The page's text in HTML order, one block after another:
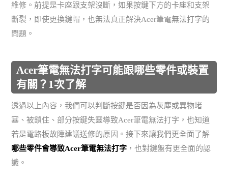
維修。前提是卡座跟支架沒斷，如果按鍵下方的卡座和支架
斷裂，即使更換鍵帽，也無法真正解決Acer筆電無法打字的
問題。
Acer筆電無法打字可能跟哪些零件或裝置
有關？1次了解
透過以上內容，我們可以判斷按鍵是否因為灰塵或異物堵
塞、被鎖住、部分按鍵失靈導致Acer筆電無法打字，也知道
若是電路板故障建議送修的原因。接下來讓我們更全面了解
哪些零件會導致Acer筆電無法打字 ，也對鍵盤有更全面的認
識。